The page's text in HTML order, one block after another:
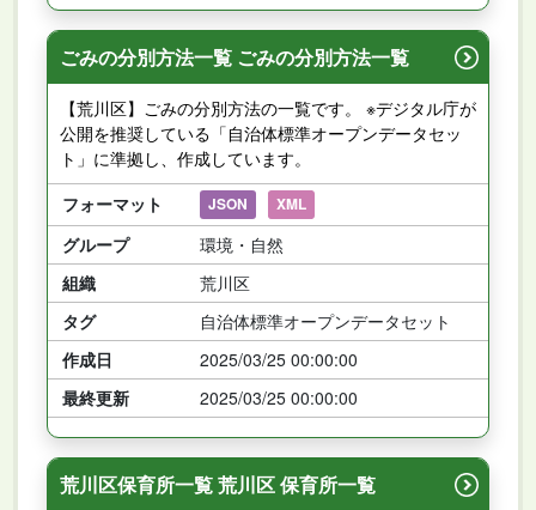
ごみの分別方法一覧 ごみの分別方法一覧
【荒川区】ごみの分別方法の一覧です。 ※デジタル庁が
公開を推奨している「自治体標準オープンデータセッ
ト」に準拠し、作成しています。
フォーマット
JSON XML
グループ
環境・自然
組織
荒川区
タグ
自治体標準オープンデータセット
作成日
2025/03/25 00:00:00
最終更新
2025/03/25 00:00:00
荒川区保育所一覧 荒川区 保育所一覧